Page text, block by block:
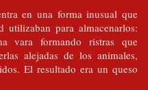
en una forma inusual que
utilizaban para almacenarlos:
vara formando ristras que
alejadas de los animales,
El resultado era un queso